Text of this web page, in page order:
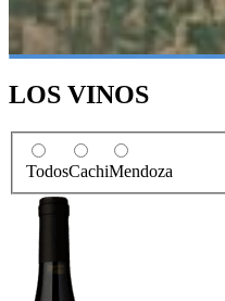
LOS VINOS
TodosCachiMendoza